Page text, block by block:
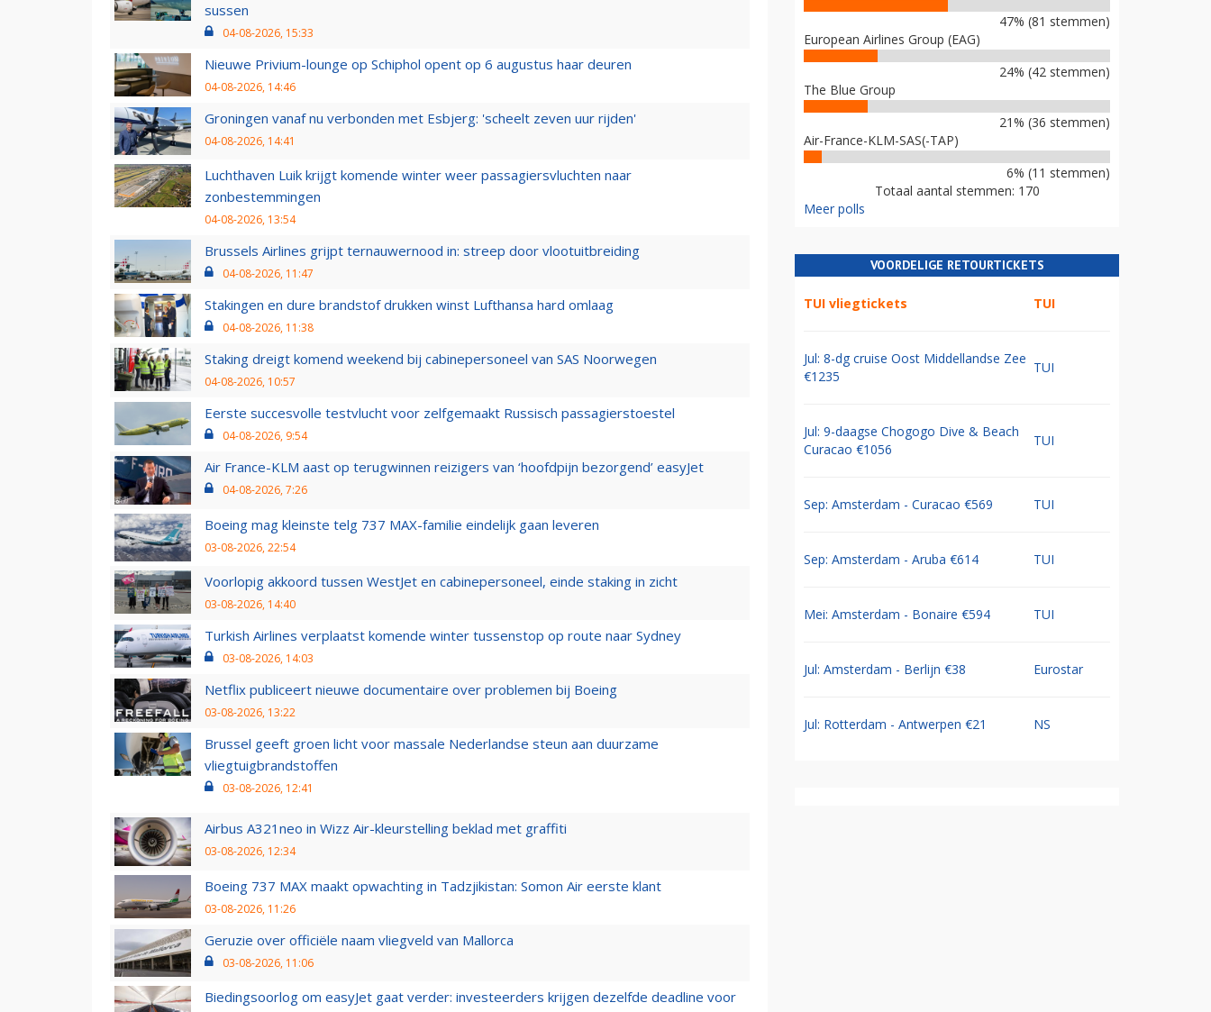
sussen
04-08-2026, 15:33
Nieuwe Privium-lounge op Schiphol opent op 6 augustus haar deuren
04-08-2026, 14:46
Groningen vanaf nu verbonden met Esbjerg: 'scheelt zeven uur rijden'
04-08-2026, 14:41
Luchthaven Luik krijgt komende winter weer passagiersvluchten naar
zonbestemmingen
04-08-2026, 13:54
Brussels Airlines grijpt ternauwernood in: streep door vlootuitbreiding
04-08-2026, 11:47
Stakingen en dure brandstof drukken winst Lufthansa hard omlaag
04-08-2026, 11:38
Staking dreigt komend weekend bij cabinepersoneel van SAS Noorwegen
04-08-2026, 10:57
Eerste succesvolle testvlucht voor zelfgemaakt Russisch passagierstoestel
04-08-2026, 9:54
Air France-KLM aast op terugwinnen reizigers van ‘hoofdpijn bezorgend’ easyJet
04-08-2026, 7:26
Boeing mag kleinste telg 737 MAX-familie eindelijk gaan leveren
03-08-2026, 22:54
Voorlopig akkoord tussen WestJet en cabinepersoneel, einde staking in zicht
03-08-2026, 14:40
Turkish Airlines verplaatst komende winter tussenstop op route naar Sydney
03-08-2026, 14:03
Netflix publiceert nieuwe documentaire over problemen bij Boeing
03-08-2026, 13:22
Brussel geeft groen licht voor massale Nederlandse steun aan duurzame
vliegtuigbrandstoffen
03-08-2026, 12:41
Airbus A321neo in Wizz Air-kleurstelling beklad met graffiti
03-08-2026, 12:34
Boeing 737 MAX maakt opwachting in Tadzjikistan: Somon Air eerste klant
03-08-2026, 11:26
Geruzie over officiële naam vliegveld van Mallorca
03-08-2026, 11:06
Biedingsoorlog om easyJet gaat verder: investeerders krijgen dezelfde deadline voor
47% (81 stemmen)
European Airlines Group (EAG)
24% (42 stemmen)
The Blue Group
21% (36 stemmen)
Air-France-KLM-SAS(-TAP)
6% (11 stemmen)
Totaal aantal stemmen: 170
Meer polls
VOORDELIGE RETOURTICKETS
TUI vliegtickets TUI
Jul: 8-dg cruise Oost Middellandse Zee
€1235
TUI
Jul: 9-daagse Chogogo Dive & Beach
Curacao €1056
TUI
Sep: Amsterdam - Curacao €569 TUI
Sep: Amsterdam - Aruba €614 TUI
Mei: Amsterdam - Bonaire €594 TUI
Jul: Amsterdam - Berlijn €38 Eurostar
Jul: Rotterdam - Antwerpen €21 NS